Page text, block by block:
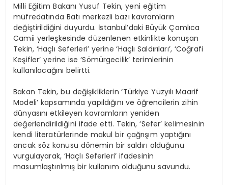
Milli Eğitim Bakanı Yusuf Tekin, yeni eğitim
müfredatında Batı merkezli bazı kavramların
değiştirildiğini duyurdu. İstanbul’daki Büyük Çamlıca
Camii yerleşkesinde düzenlenen etkinlikte konuşan
Tekin, ‘Haçlı Seferleri’ yerine ‘Haçlı Saldırıları’, ‘Coğrafi
Keşifler’ yerine ise ‘Sömürgecilik’ terimlerinin
kullanılacağını belirtti.
Bakan Tekin, bu değişikliklerin ‘Türkiye Yüzyılı Maarif
Modeli’ kapsamında yapıldığını ve öğrencilerin zihin
dünyasını etkileyen kavramların yeniden
değerlendirildiğini ifade etti. Tekin, ‘Sefer’ kelimesinin
kendi literatürlerinde makul bir çağrışım yaptığını
ancak söz konusu dönemin bir saldırı olduğunu
vurgulayarak, ‘Haçlı Seferleri’ ifadesinin
masumlaştırılmış bir kullanım olduğunu savundu.